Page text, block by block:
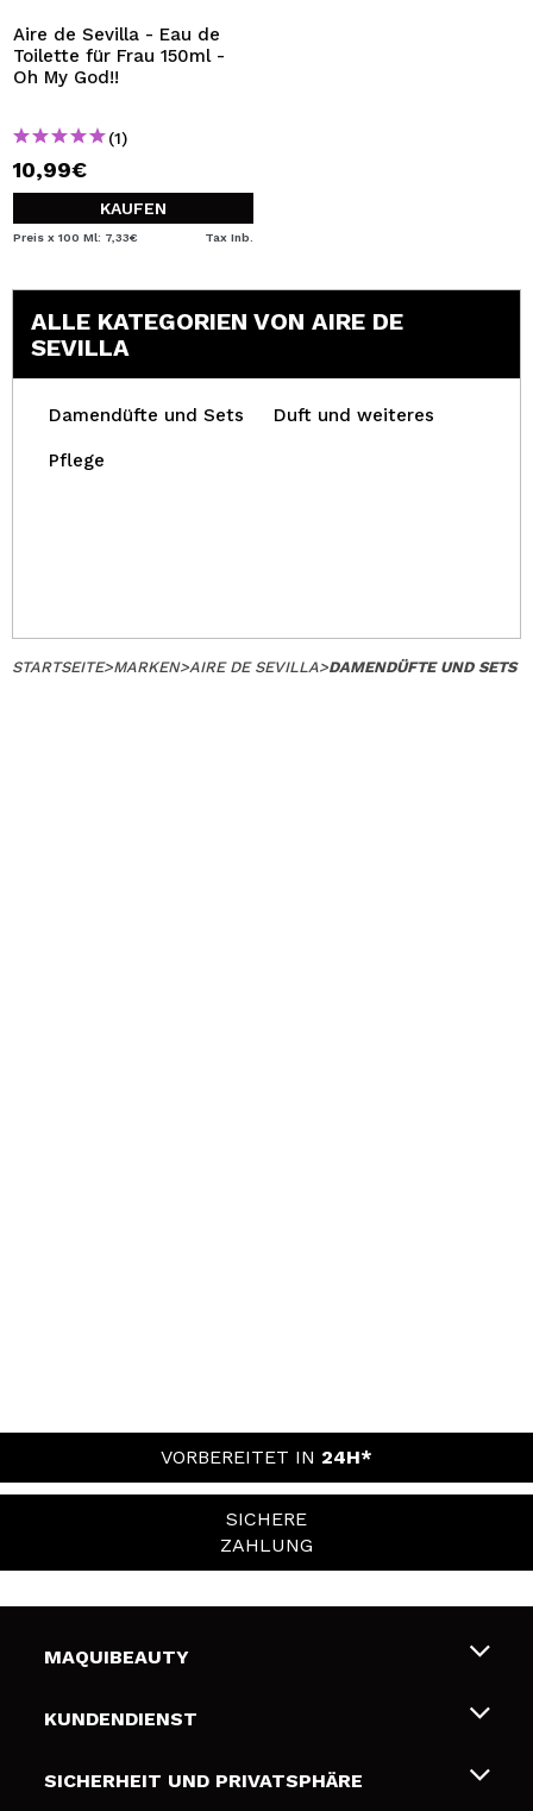
Aire de Sevilla - Eau de
Toilette für Frau 150ml -
Oh My God!!
(1)
10,99€
KAUFEN
Preis x 100 Ml: 7,33€ Tax Inb.
ALLE KATEGORIEN VON AIRE DE
SEVILLA
Damendüfte und Sets Duft und weiteres
Pflege
STARTSEITE>MARKEN>AIRE DE SEVILLA>DAMENDÜFTE UND SETS
VORBEREITET IN 24H*
SICHERE
ZAHLUNG
MAQUIBEAUTY
Über uns
Geschenkkarten
KUNDENDIENST
Liefer- und Versandkosten
SICHERHEIT UND PRIVATSPHÄRE